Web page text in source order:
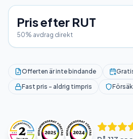
Pris efter RUT
50% avdrag direkt
Offerten är inte bindande
Fast pris – aldrig timpris